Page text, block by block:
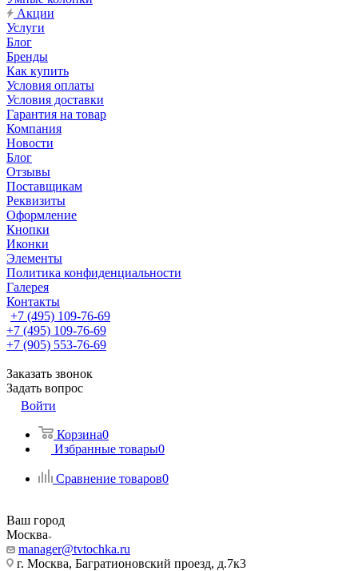
Акции
Услуги
Блог
Бренды
Как купить
Условия оплаты
Условия доставки
Гарантия на товар
Компания
Новости
Блог
Отзывы
Поставщикам
Реквизиты
Оформление
Кнопки
Иконки
Элементы
Политика конфиденциальности
Галерея
Контакты
+7 (495) 109-76-69
+7 (495) 109-76-69
+7 (905) 553-76-69
Заказать звонок
Задать вопрос
Войти
Корзина0
Избранные товары0
Сравнение товаров0
Ваш город
Москва
manager@tvtochka.ru
г. Москва, Багратионовский проезд, д.7к3